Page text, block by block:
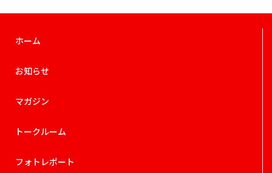
ホーム
お知らせ
マガジン
トークルーム
フォトレポート